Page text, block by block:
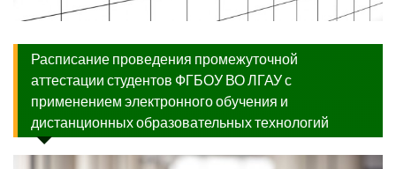
Расписание проведения промежуточной
аттестации студентов ФГБОУ ВО ЛГАУ с
применением электронного обучения и
дистанционных образовательных технологий